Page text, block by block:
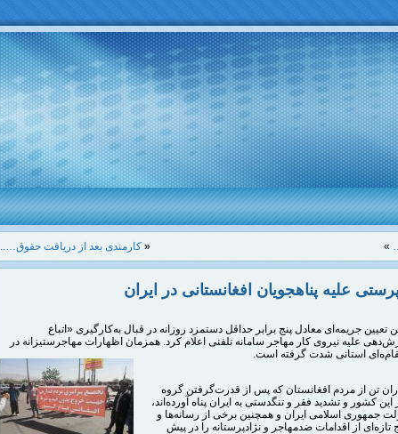
« کارمندی بعد از دریافت حقوق….. »
علیه پناهجویان افغانستانی در ایران
جریمه‌ای معادل پنج برابر حداقل دستمزد روزانه در قبال به‌کارگیری «اتباع
علیه نیروی کار مهاجر سامانه تلفنی اعلام کرد. همزمان اظهارات مهاجرستیزانه در
ای استانی شدت گرفته است.
تن از مردم افغانستان که پس از قدرت‌گرفتن گروه
کشور و تشدید فقر و تنگدستی به ایران پناه آورده‌اند،
جمهوری اسلامی ایران و همچنین برخی از رسانه‌ها و
از اقدامات ضدمهاجر و نژادپرستانه را در پیش